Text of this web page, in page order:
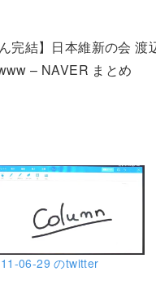
完結】日本維新の会 渡
– NAVER まとめ
06-29 のtwitter